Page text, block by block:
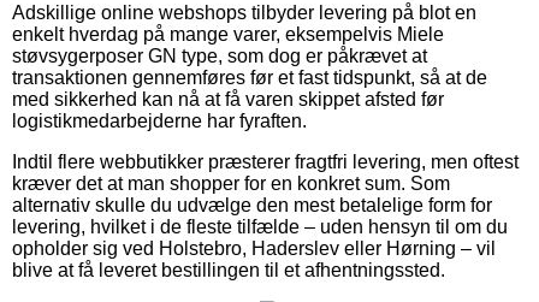
Adskillige online webshops tilbyder levering på blot en
enkelt hverdag på mange varer, eksempelvis Miele
støvsygerposer GN type, som dog er påkrævet at
transaktionen gennemføres før et fast tidspunkt, så at de
med sikkerhed kan nå at få varen skippet afsted før
logistikmedarbejderne har fyraften.
Indtil flere webbutikker præsterer fragtfri levering, men oftest
kræver det at man shopper for en konkret sum. Som
alternativ skulle du udvælge den mest betalelige form for
levering, hvilket i de fleste tilfælde – uden hensyn til om du
opholder sig ved Holstebro, Haderslev eller Hørning – vil
blive at få leveret bestillingen til et afhentningssted.